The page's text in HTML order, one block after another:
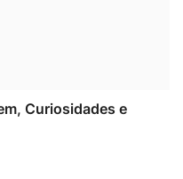
Curiosidades e